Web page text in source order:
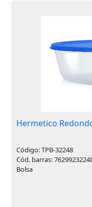
Hermetico
Código: TPB-32248
Cód. barras:
Bolsa